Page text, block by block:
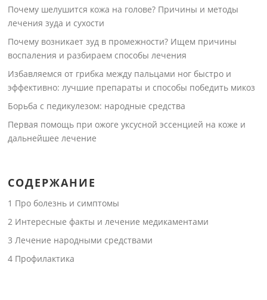
Почему шелушится кожа на голове? Причины и методы
лечения зуда и сухости
Почему возникает зуд в промежности? Ищем причины
воспаления и разбираем способы лечения
Избавляемся от грибка между пальцами ног быстро и
эффективно: лучшие препараты и способы победить микоз
Борьба с педикулезом: народные средства
Первая помощь при ожоге уксусной эссенцией на коже и
дальнейшее лечение
СОДЕРЖАНИЕ
1 Про болезнь и симптомы
2 Интересные факты и лечение медикаментами
3 Лечение народными средствами
4 Профилактика